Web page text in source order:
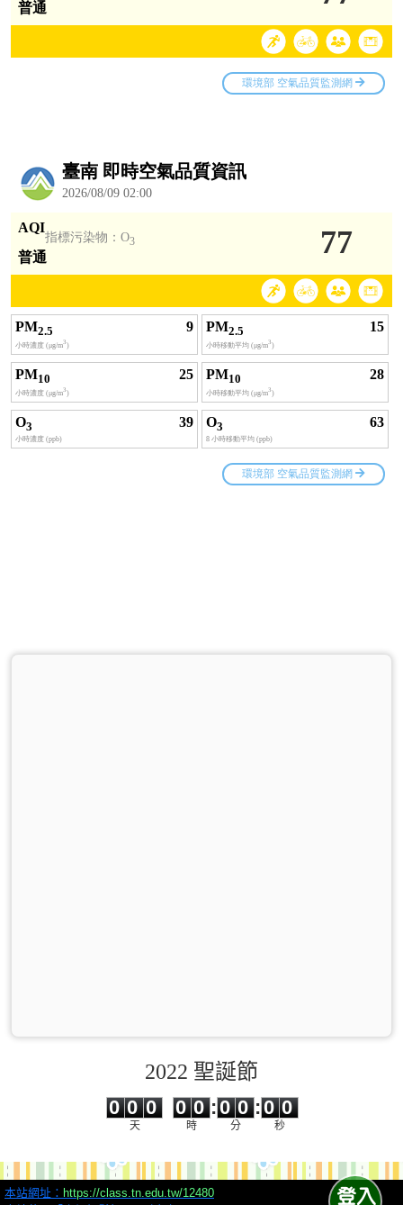
2022 聖誕節
0 0 0
天
0
0
0
時
:
0
0
0
0
分
:0 0
秒
本站網址： https://class.tn.edu.tw/12480